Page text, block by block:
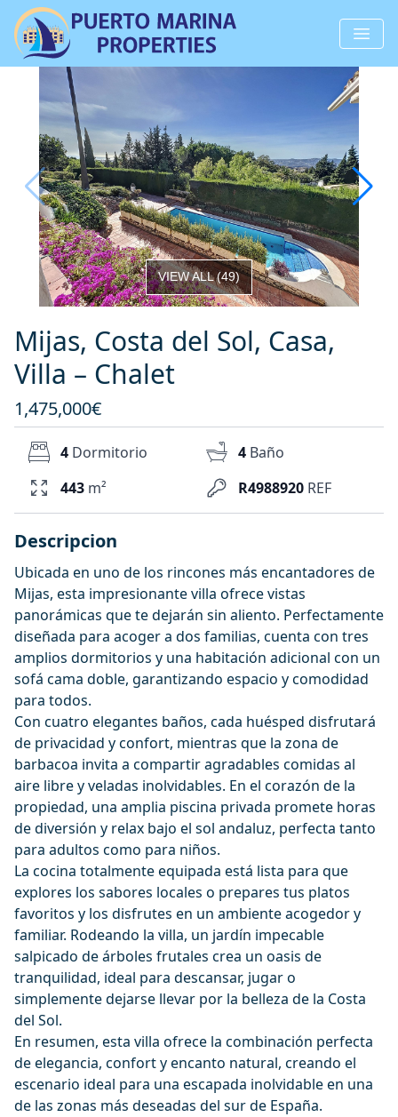
VIEW ALL(49)
Mijas, Costa del Sol, Casa,
Villa – Chalet
1,475,000€
R4988920 REF
4 Dormitorio 4 Baño
443 m²
Descripcion
Ubicada en uno de los rincones más encantadores de
Mijas, esta impresionante villa ofrece vistas
panorámicas que te dejarán sin aliento. Perfectamente
diseñada para acoger a dos familias, cuenta con tres
amplios dormitorios y una habitación adicional con un
sofá cama doble, garantizando espacio y comodidad
para todos.
Con cuatro elegantes baños, cada huésped disfrutará
de privacidad y confort, mientras que la zona de
barbacoa invita a compartir agradables comidas al
aire libre y veladas inolvidables. En el corazón de la
propiedad, una amplia piscina privada promete horas
de diversión y relax bajo el sol andaluz, perfecta tanto
para adultos como para niños.
La cocina totalmente equipada está lista para que
explores los sabores locales o prepares tus platos
favoritos y los disfrutes en un ambiente acogedor y
familiar. Rodeando la villa, un jardín impecable
salpicado de árboles frutales crea un oasis de
tranquilidad, ideal para descansar, jugar o
simplemente dejarse llevar por la belleza de la Costa
del Sol.
En resumen, esta villa ofrece la combinación perfecta
de elegancia, confort y encanto natural, creando el
escenario ideal para una escapada inolvidable en una
de las zonas más deseadas del sur de España.